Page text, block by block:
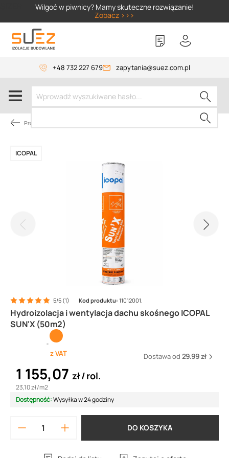
Wilgoć w piwnicy? Mamy skuteczne rozwiązanie!
Zobacz >>>
+48 732 227 679 zapytania@suez.com.pl
Promocje
Hydroizolacja i wentylacja dachu skośnego ICOPAL
SUN'X (50m2)
ICOPAL
5/5 (1) Kod produktu: 11012001.
z VAT Dostawa od 29.99 zł
1 155,07 zł rol.
23,10 zł/m2
Dostępność:Wysyłka w 24 godziny
DO KOSZYKA